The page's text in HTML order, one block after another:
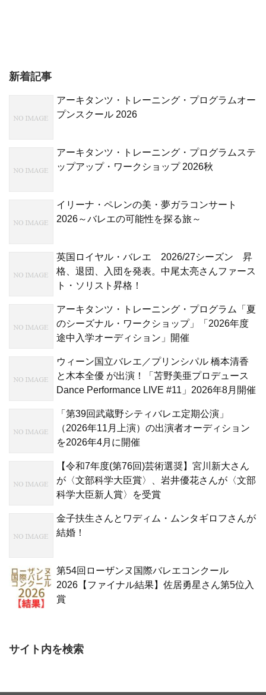
新着記事
アーキタンツ・トレーニング・プログラムオー
プンスクール 2026
アーキタンツ・トレーニング・プログラムステ
ップアップ・ワークショップ 2026秋
イリーナ・ペレンの美・夢ガラコンサート
2026～バレエの可能性を探る旅～
英国ロイヤル・バレエ 2026/27シーズン 昇
格、退団、入団を発表。中尾太亮さんファース
ト・ソリスト昇格！
アーキタンツ・トレーニング・プログラム「夏
のシーズナル・ワークショップ」「2026年度
途中入学オーディション」開催
ウィーン国立バレエ／プリンシパル 橋本清香
と木本全優 が出演！「苫野美亜プロデュース
Dance Performance LIVE #11」2026年8月開催
「第39回武蔵野シティバレエ定期公演」
（2026年11月上演）の出演者オーディション
を2026年4月に開催
【令和7年度(第76回)芸術選奨】宮川新大さん
が〈文部科学大臣賞〉、岩井優花さんが〈文部
科学大臣新人賞〉を受賞
金子扶生さんとワディム・ムンタギロフさんが
結婚！
第54回ローザンヌ国際バレエコンクール
2026【ファイナル結果】佐居勇星さん第5位入
賞
サイト内を検索